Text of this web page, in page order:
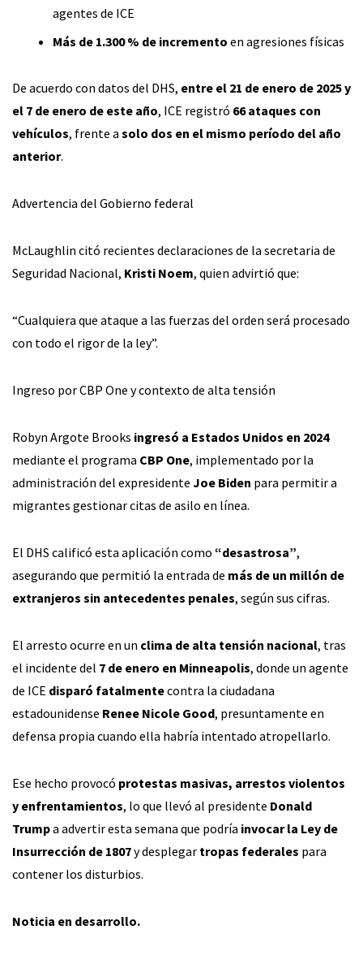
agentes de ICE
Más de 1.300 % de incremento en agresiones físicas
De acuerdo con datos del DHS, entre el 21 de enero de 2025 y
el 7 de enero de este año, ICE registró 66 ataques con
vehículos, frente a solo dos en el mismo período del año
anterior.
Advertencia del Gobierno federal
McLaughlin citó recientes declaraciones de la secretaria de
Seguridad Nacional, Kristi Noem, quien advirtió que:
“Cualquiera que ataque a las fuerzas del orden será procesado
con todo el rigor de la ley”.
Ingreso por CBP One y contexto de alta tensión
Robyn Argote Brooks ingresó a Estados Unidos en 2024
mediante el programa CBP One, implementado por la
administración del expresidente Joe Biden para permitir a
migrantes gestionar citas de asilo en línea.
El DHS calificó esta aplicación como “desastrosa”,
asegurando que permitió la entrada de más de un millón de
extranjeros sin antecedentes penales, según sus cifras.
El arresto ocurre en un clima de alta tensión nacional, tras
el incidente del 7 de enero en Minneapolis, donde un agente
de ICE disparó fatalmentecontra la ciudadana
estadounidense Renee Nicole Good, presuntamente en
defensa propia cuando ella habría intentado atropellarlo.
Ese hecho provocó protestas masivas, arrestos violentos
y enfrentamientos, lo que llevó al presidente Donald
Trumpa advertir esta semana que podría invocar la Ley de
Insurrección de 1807y desplegar tropas federales para
contener los disturbios.
Noticia en desarrollo.